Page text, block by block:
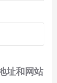
址和网站